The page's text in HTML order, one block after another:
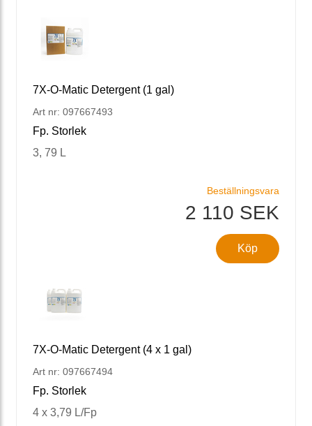
7X-O-Matic Detergent (1 gal)
Art nr: 097667493
Fp. Storlek
3, 79 L
Beställningsvara
2 110 SEK
Köp
7X-O-Matic Detergent (4 x 1 gal)
Art nr: 097667494
Fp. Storlek
4 x 3,79 L/Fp